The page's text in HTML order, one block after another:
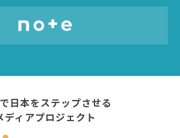
日本をステップさせる
ディアプロジェクト